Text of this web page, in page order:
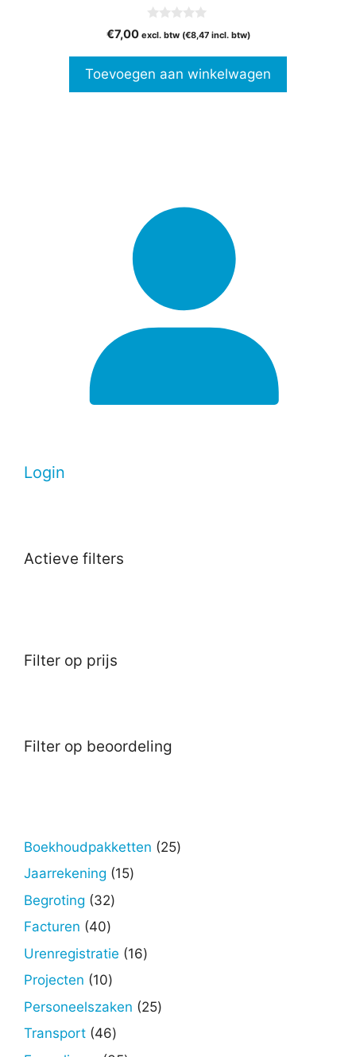
v
5
€7,00 excl. btw (€8,47incl. btw)
Toevoegen aan winkelwagen
Login
Actieve filters
Filter op prijs
Filter op beoordeling
Boekhoudpakketten 2525
Jaarrekening 1515
Begroting 3232
Facturen 4040
producten
Urenregistratie 1616
Projecten 1010
producten
Personeelszaken 2525
Transport 4646
producten